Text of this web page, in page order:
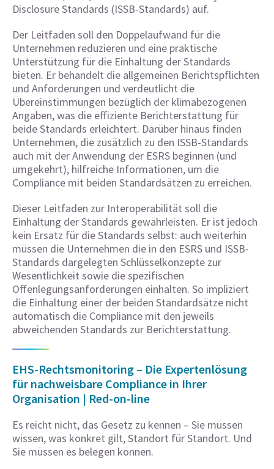
Disclosure Standards (ISSB-Standards) auf.
Der Leitfaden soll den Doppelaufwand für die
Unternehmen reduzieren und eine praktische
Unterstützung für die Einhaltung der Standards
bieten. Er behandelt die allgemeinen Berichtspflichten
und Anforderungen und verdeutlicht die
Übereinstimmungen bezüglich der klimabezogenen
Angaben, was die effiziente Berichterstattung für
beide Standards erleichtert. Darüber hinaus finden
Unternehmen, die zusätzlich zu den ISSB-Standards
auch mit der Anwendung der ESRS beginnen (und
umgekehrt), hilfreiche Informationen, um die
Compliance mit beiden Standardsätzen zu erreichen.
Dieser Leitfaden zur Interoperabilität soll die
Einhaltung der Standards gewährleisten. Er ist jedoch
kein Ersatz für die Standards selbst: auch weiterhin
müssen die Unternehmen die in den ESRS und ISSB-
Standards dargelegten Schlüsselkonzepte zur
Wesentlichkeit sowie die spezifischen
Offenlegungsanforderungen einhalten. So impliziert
die Einhaltung einer der beiden Standardsätze nicht
automatisch die Compliance mit den jeweils
abweichenden Standards zur Berichterstattung.
EHS-Rechtsmonitoring – Die Expertenlösung
für nachweisbare Compliance in Ihrer
Organisation | Red-on-line
Es reicht nicht, das Gesetz zu kennen – Sie müssen
wissen, was konkret gilt, Standort für Standort. Und
Sie müssen es belegen können.